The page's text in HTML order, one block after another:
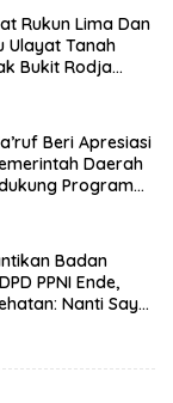
Rukun Lima Dan
Ulayat Tanah
Bukit Rodja
Beri Apresiasi
Daerah
Program
Badan
PPNI Ende,
Nanti Saya